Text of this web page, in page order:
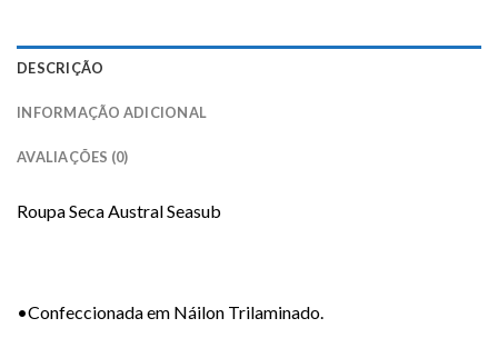
DESCRIÇÃO
INFORMAÇÃO ADICIONAL
AVALIAÇÕES (0)
Roupa Seca Austral Seasub
•Confeccionada em Náilon Trilaminado.